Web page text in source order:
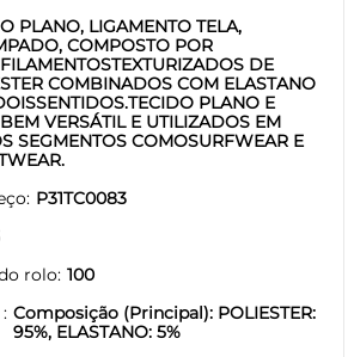
PLANO, LIGAMENTO TELA,
COMPOSTO POR
DE
COMBINADOS COM ELASTANO
PLANO E
VERSÁTIL E UTILIZADOS EM
SEGMENTOS COMOSURFWEAR E
P31TC0083
rolo 100
Composição (Principal): POLIESTER:
95%, ELASTANO: 5%